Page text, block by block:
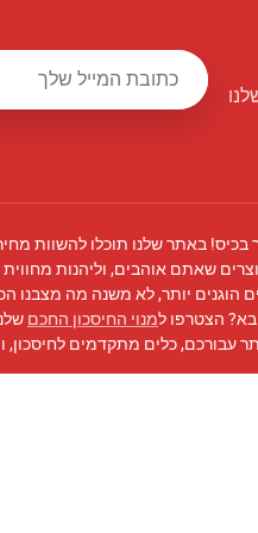
בכיס! באתר שלנו תוכלו להשוות
שאתם אוהבים, וליהנות מחווית
הוגנים יותר, לא משנה מה מצבנו
הצטרפו למנוי החיסכון החכם
עבורכם, כלים מתקדמים